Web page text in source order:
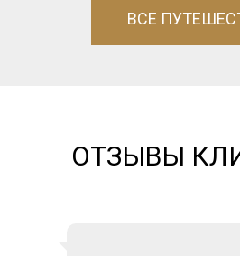
ВСЕ
ОТЗЫВЫ